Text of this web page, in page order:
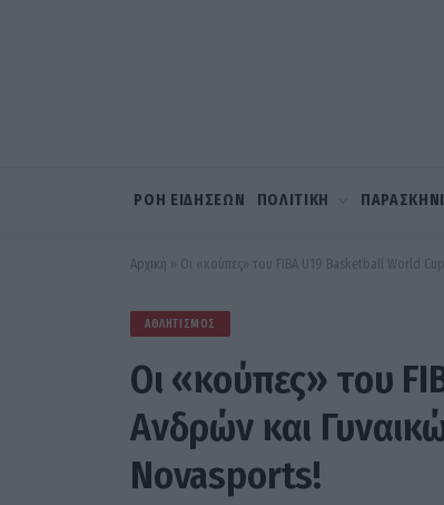
ΡΟΗ ΕΙΔΗΣΕΩΝ ΠΟΛΙΤΙΚΗ
Αρχική » Οι «κούπες» του FIBA U19 Basketball World
ΑΘΛΗΤΙΣΜΌΣ
Οι «κούπες» του
Ανδρών και
Novasports!